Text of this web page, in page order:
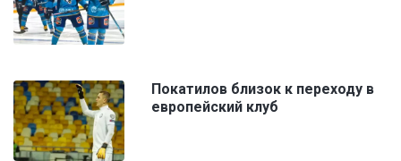
Покатилов близок к переходу в
европейский клуб